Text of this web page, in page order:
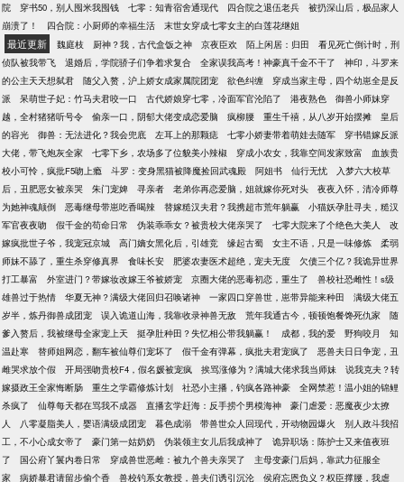
院
穿书50，别人囤米我囤钱 七零：知青宿舍通现代 四合院之退伍老兵
被扔深山后，极品家人
崩溃了！
四合院：小厨师的幸福生活 末世女穿成七零女主的白莲花继姐
最近更新 魏庭枝 厨神？我，古代盒饭之神 京夜臣欢 陌上闲居：归田
看见死亡倒计时，刑
侦队被我带飞
退婚后，学院骄子们争着求复合 全家误我高考！神豪真千金不干了
神印，斗罗来
的公主天天想弑君
随父入赘，沪上娇女成家属院团宠 欲色纠缠
穿成当家主母，四个幼崽全是反
派
呆萌世子妃：竹马夫君咬一口 古代娇娘穿七零，冷面军官沦陷了 港夜熟色
御兽小师妹穿
越，全村猪猪听号令
偷亲一口，阴郁大佬变成恋爱脑 疯柳腰 重生千禧，从八岁开始摆摊
皇后
的容光
御兽：无法进化？我会兜底 左耳上的那颗痣 七零小娇妻带着萌娃去随军
穿书错嫁反派
大佬，带飞炮灰全家
七零下乡，农场多了位貌美小辣椒 穿成小农女，我靠空间发家致富
血族贵
校小可怜，疯批F5吻上瘾
斗罗：变身黑猫被降魔捡回武魂殿 阿姐书 仙行无忧
入梦六大校草
后，丑肥恶女被亲哭
朱门宠婢 寻亲者 老弟你再恋爱脑，姐就嫁你死对头
夜夜入怀，清冷师尊
为她神魂颠倒
恶毒继母带崽吃香喝辣 替嫁糙汉夫君？我携超市荒年躺赢
小猫妖孕肚寻夫，糙汉
军官夜夜吻
假千金的苟命日常 伪装乖乖女？被贵校大佬亲哭了 七零大院来了个绝色大美人
改
嫁疯批世子爷，我宠冠京城
高门嫡女黑化后，引雄竞 缘起古蜀 女主不语，只是一味修炼
柔弱
师妹不舔了，重生杀穿修真界
食味长安 肥婆农妻医术超绝，宠夫无度
欠债三个亿？我诡异世界
打工暴富
外室进门？带嫁妆改嫁王爷被娇宠 京圈大佬的恶毒初恋，重生了
兽校社恐雌性！s级
雄兽过于热情
华夏无神？满级大佬回归召唤诸神 一家四口穿兽世，崽带异能来种田
满级大佬五
岁半，炼丹御兽成团宠
误入诡道山海，我靠收录神兽无敌 荒年我通古今，顿顿饱餐馋死仇家
随
爹入赘后，我被继母全家宠上天
挺孕肚种田？失忆相公带我躺赢！ 成都，我的爱 野狗咬月
知
温赴寒
替师姐网恋，翻车被仙尊们宠坏了 假千金有弹幕，疯批夫君宠疯了
恶兽夫日日争宠，丑
雌哭求放个假
开局强吻贵校F4，假名媛被宠疯 挨骂涨修为？满城大佬求我当师妹
说我克夫？转
嫁摄政王全家悔断肠
重生之学霸修炼计划 社恐小主播，钓疯各路神豪
全网禁惹！温小姐的锦鲤
杀疯了
仙尊每天都在骂我不成器 直播玄学赶海：反手捞个男模海神
豪门虐爱：恶魔夜少太撩
人
八零凝脂美人，婴语满级成团宠 暮色成溺 带兽世众人回现代，开动物园爆火
别人政斗我招
工，不小心成女帝了
豪门第一姑奶奶 伪装领主女儿后我成神了
诡异职场：陈护士又来值夜班
了
国公府丫鬟内卷日常 穿成兽世恶雌：被九个兽夫亲哭了
主母变豪门后妈，靠武力征服全
家
病娇暴君请留步偷个香 兽校钓系女教授，兽夫们诱引沉沦 侯府忘恩负义？权臣撑腰，我虐